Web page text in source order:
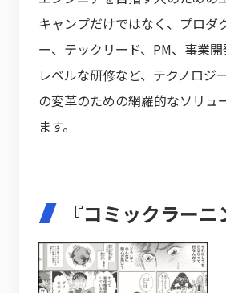
キャンプだけではなく、プロダ
ー、テックリード、PM、事業
レベルな研修など、テクノロジ
の変革のための網羅的なソリュ
ます。
『コミックラーニ